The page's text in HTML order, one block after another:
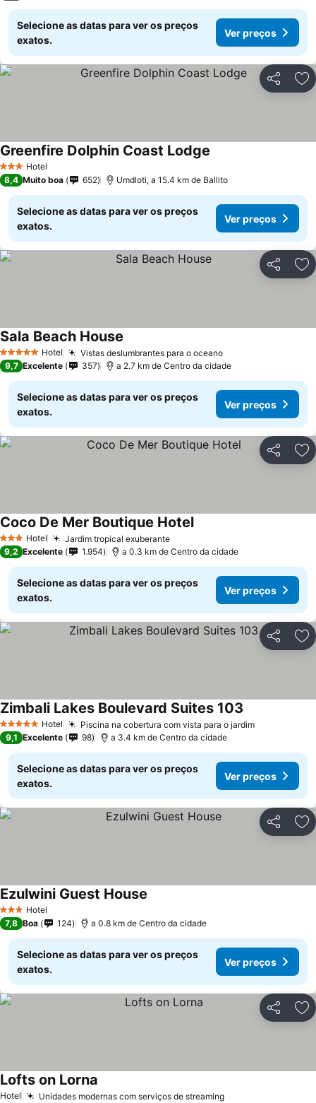
Selecione as datas para ver os preços
exatos.
Ver preços
Partilhar
3 EstrelasHotel
Greenfire Dolphin Coast Lodge
8,4 Muito boa 652 Umdloti, a 15.4 km de Ballito
Selecione as datas para ver os preços
exatos.
Ver preços
Partilhar
5 Estrelas Hotel Vistas deslumbrantes para o oceano
Sala Beach House
9,7 Excelente 357 a 2.7 km de Centro da cidade
Selecione as datas para ver os preços
exatos.
Ver preços
Partilhar
3 EstrelasHotel Jardim tropical exuberante
Coco De Mer Boutique Hotel
9,2 Excelente 1.954 a 0.3 km de Centro da cidade
Selecione as datas para ver os preços
exatos.
Ver preços
Partilhar
5 Estrelas Hotel Piscina na cobertura com vista para o jardim
Zimbali Lakes Boulevard Suites 103
9,1 Excelente 98 a 3.4 km de Centro da cidade
Selecione as datas para ver os preços
exatos.
Ver preços
Partilhar
3 EstrelasHotel
Ezulwini Guest House
7,8 Boa 124 a 0.8 km de Centro da cidade
Selecione as datas para ver os preços
exatos.
Ver preços
Partilhar
Hotel Unidades modernas com serviços de streaming
Lofts on Lorna